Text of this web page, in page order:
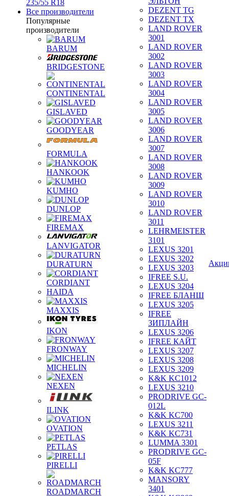
235/55 R18
Все производители
Популярные
производители
BARUM
BRIDGESTONE
CONTINENTAL
GISLAVED
GOODYEAR
FORMULA
HANKOOK
KUMHO
DUNLOP
FIREMAX
LANVIGATOR
DURATURN
CORDIANT
HAIDA
MAXXIS
IKON
FRONWAY
MICHELIN
NEXEN
ILINK
OVATION
PETLAS
PIRELLI
ROADMARCH
DEZENT TG
DEZENT TX
LAND ROVER
3001
LAND ROVER
3002
LAND ROVER
3003
LAND ROVER
3004
LAND ROVER
3005
LAND ROVER
3006
LAND ROVER
3007
LAND ROVER
3008
LAND ROVER
3009
LAND ROVER
3010
LAND ROVER
3011
LEHRMEISTER
3101
LEXUS 3201
LEXUS 3202
LEXUS 3203
IFREE S.U.
LEXUS 3204
IFREE БЛАНШ
LEXUS 3205
IFREE
ЗИПЛАЙН
LEXUS 3206
IFREE КАЙТ
LEXUS 3207
LEXUS 3208
LEXUS 3209
K&K KC1012
LEXUS 3210
PRODRIVE GC-
012L
K&K KC700
LEXUS 3211
K&K KC731
LUMMA 3301
PRODRIVE GC-
05F
K&K KC777
MANSORY
3401